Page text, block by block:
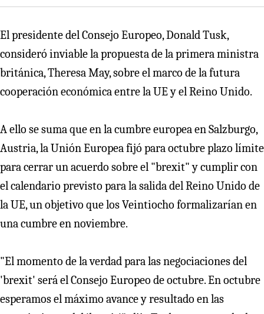
El presidente del Consejo Europeo, Donald Tusk,
consideró inviable la propuesta de la primera ministra
británica, Theresa May, sobre el marco de la futura
cooperación económica entre la UE y el Reino Unido.
A ello se suma que en la cumbre europea en Salzburgo,
Austria, la Unión Europea fijó para octubre plazo límite
para cerrar un acuerdo sobre el "brexit" y cumplir con
el calendario previsto para la salida del Reino Unido de
la UE, un objetivo que los Veintiocho formalizarían en
una cumbre en noviembre.
"El momento de la verdad para las negociaciones del
'brexit' será el Consejo Europeo de octubre. En octubre
esperamos el máximo avance y resultado en las